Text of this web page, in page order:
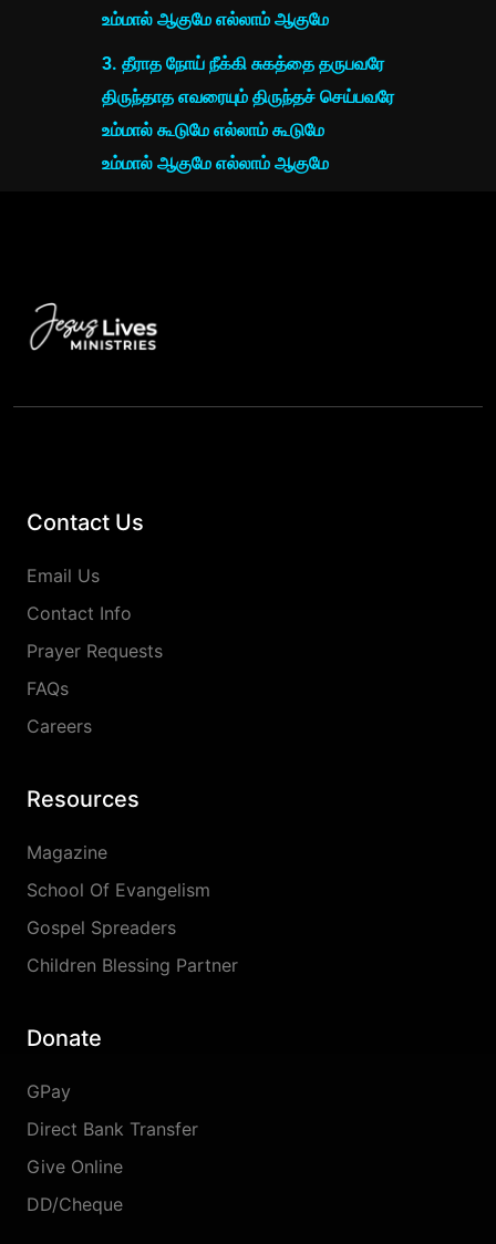
உம்மால் ஆகுமே எல்லாம் ஆகுமே
3. தீராத நோய் நீக்கி சுகத்தை தருபவரே
திருந்தாத எவரையும் திருந்தச் செய்பவரே
உம்மால் கூடுமே எல்லாம் கூடுமே
உம்மால் ஆகுமே எல்லாம் ஆகுமே
Contact Us
Email Us
Contact Info
Prayer Requests
FAQs
Careers
Resources
Magazine
School Of Evangelism
Gospel Spreaders
Children Blessing Partner
Donate
GPay
Direct Bank Transfer
Give Online
DD/Cheque